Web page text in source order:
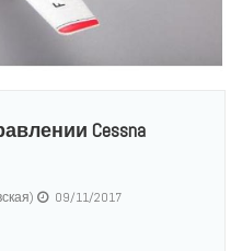
Cessna
09/11/2017